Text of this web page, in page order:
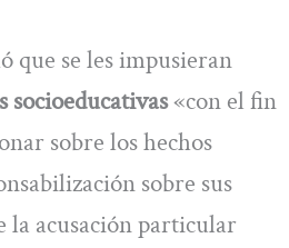
que se les impusieran
socioeducativas«con el fin
sobre los hechos
sobre sus
la acusación particular